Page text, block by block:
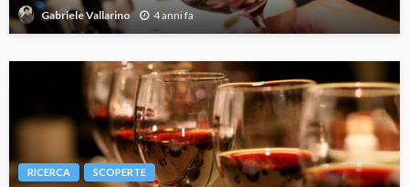
Gabriele Vallarino 4 anni fa
RICERCA SCOPERTE